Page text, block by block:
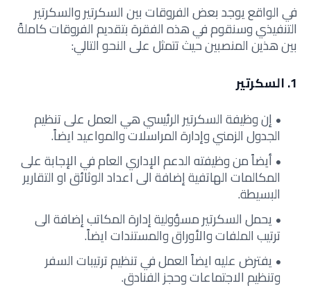
في الواقع يوجد بعض الفروقات بين السكرتير والسكرتير
التنفيذي وسنقوم في هذه الفقرة بتقديم الفروقات كاملةً
بين هذين المنصبين حيث تتمثل على النحو التالي:
1. السكرتير
إن وظيفة السكرتير الرئيسي هي العمل على تنظيم
الجدول الزمني وإدارة المراسلات والمواعيد ايضاً.
أيضاً من وظيفته الدعم الإداري العام في الإجابة على
المكالمات الهاتفية إضافة الى اعداد الوثائق او التقارير
البسيطة.
يحمل السكرتير مسؤولية إدارة المكاتب إضافة الى
ترتيب الملفات والأوراق والمستندات ايضاً.
يفترض عليه ايضاً العمل في تنظيم ترتيبات السفر
وتنظيم الاجتماعات وحجز الفنادق.